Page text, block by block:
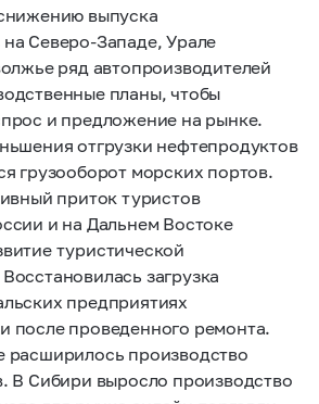
выпуска
Северо-Западе, Урале
ряд автопроизводителей
планы, чтобы
и предложение на рынке.
отгрузки нефтепродуктов
грузооборот морских портов.
приток туристов
и на Дальнем Востоке
туристической
загрузка
предприятиях
после проведенного ремонта.
расширилось производство
В Сибири выросло производство